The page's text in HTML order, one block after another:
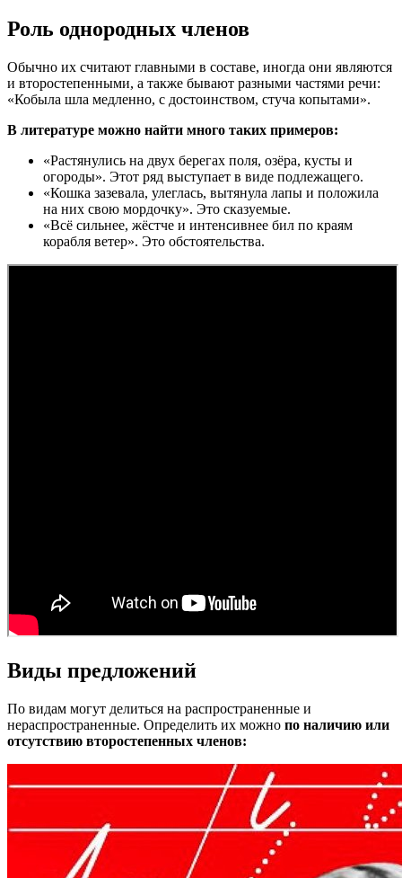
Роль однородных членов
Обычно их считают главными в составе, иногда они являются
и второстепенными, а также бывают разными частями речи:
«Кобыла шла медленно, с достоинством, стуча копытами».
В литературе можно найти много таких примеров:
«Растянулись на двух берегах поля, озёра, кусты и
огороды». Этот ряд выступает в виде подлежащего.
«Кошка зазевала, улеглась, вытянула лапы и положила
на них свою мордочку». Это сказуемые.
«Всё сильнее, жёстче и интенсивнее бил по краям
корабля ветер». Это обстоятельства.
Виды предложений
По видам могут делиться на распространенные и
нераспространенные. Определить их можно по наличию или
отсутствию второстепенных членов: